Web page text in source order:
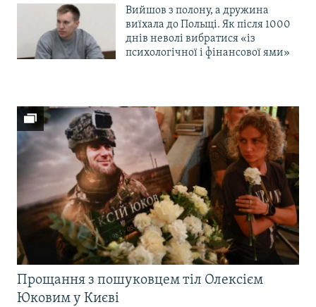
Вийшов з полону, а дружина
виїхала до Польщі. Як після 1000
днів неволі вибратися «із
психологічної і фінансової ями»
Прощання з пошуковцем тіл Олексієм
Юковим у Києві